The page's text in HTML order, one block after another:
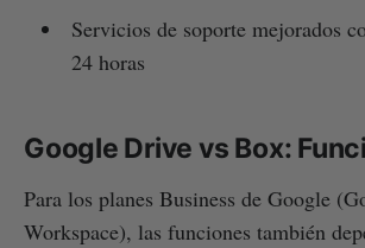
Servicios de soporte mejorados
24 horas
Google Drive vs Box:
Para los planes Business de Google
Workspace), las funciones también